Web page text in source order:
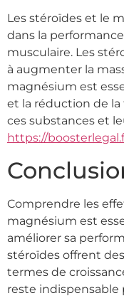
Les stéroïdes et le
dans la
musculaire. Les
à augmenter la
magnésium est
et la réduction de la
ces substances et
https://
Comprendre les
magnésium est
améliorer sa
stéroïdes offrent
termes de
reste